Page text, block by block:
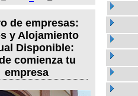
de empresas:
y Alojamiento
Disponible:
comienza tu
empresa